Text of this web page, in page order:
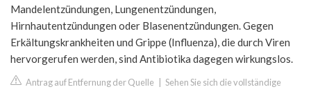
Mandelentzündungen, Lungenentzündungen,
Hirnhautentzündungen oder Blasenentzündungen. Gegen
Erkältungskrankheiten und Grippe (Influenza), die durch Viren
hervorgerufen werden, sind Antibiotika dagegen wirkungslos.
Antrag auf Entfernung der Quelle Sehen Sie sich die vollständige